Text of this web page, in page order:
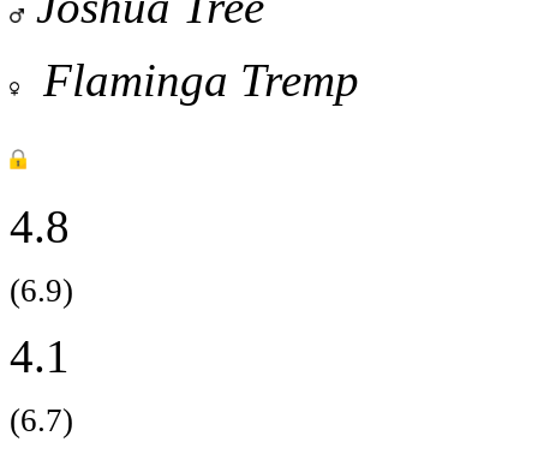
Flaminga Tremp
4.8
(6.9)
4.1
(6.7)